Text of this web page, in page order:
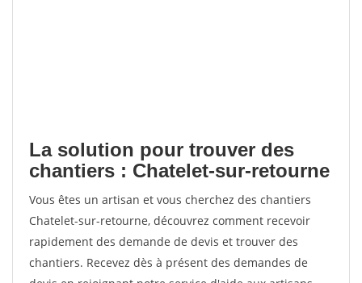
La solution pour trouver des
chantiers : Chatelet-sur-retourne
Vous êtes un artisan et vous cherchez des chantiers
Chatelet-sur-retourne, découvrez comment recevoir
rapidement des demande de devis et trouver des
chantiers. Recevez dès à présent des demandes de